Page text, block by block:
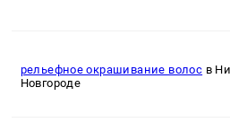
рельефное окрашивание волос в
Новгороде